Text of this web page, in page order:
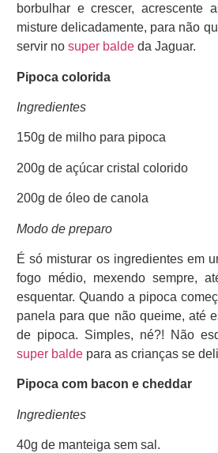
borbulhar e crescer, acrescente
misture delicadamente, para não
servir no super balde da Jaguar.
Pipoca colorida
Ingredientes
150g de milho para pipoca
200g de açúcar cristal colorido
200g de óleo de canola
Modo de preparo
É só misturar os ingredientes em
fogo médio, mexendo sempre,
esquentar. Quando a pipoca
panela para que não queime, até
de pipoca. Simples, né?! Não
super balde para as crianças se
Pipoca com bacon e cheddar
Ingredientes
40g de manteiga sem sal.